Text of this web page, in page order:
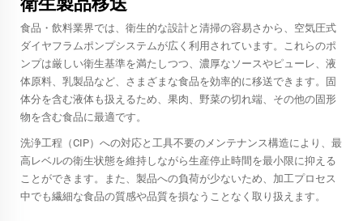
食品・飲料業界では、衛生的な設計と清掃の容易さから、空気圧式
ダイヤフラムポンプシステムが広く利用されています。これらのポ
ンプは厳しい衛生基準を満たしつつ、濃厚なソースやピューレ、液
体原料、乳製品など、さまざまな食品を効率的に移送できます。固
体分を含む液体も扱えるため、果肉、野菜の切れ端、その他の固形
物を含む食品に最適です。
洗浄工程（CIP）への対応と工具不要のメンテナンス構造により、最
高レベルの衛生状態を維持しながら生産停止時間を最小限に抑える
ことができます。また、製品への負荷が少ないため、加工プロセス
中でも繊細な食品の質感や品質を損なうことなく取り扱えます。